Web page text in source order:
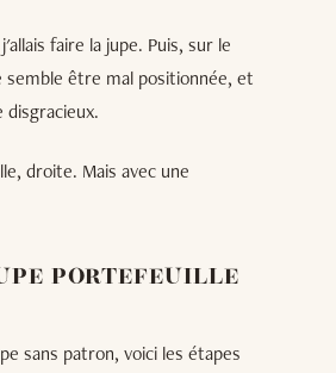
faire la jupe. Puis, sur le
semble être mal positionnée, et
disgracieux.
droite. Mais avec une
PORTEFEUILLE
sans patron, voici les étapes